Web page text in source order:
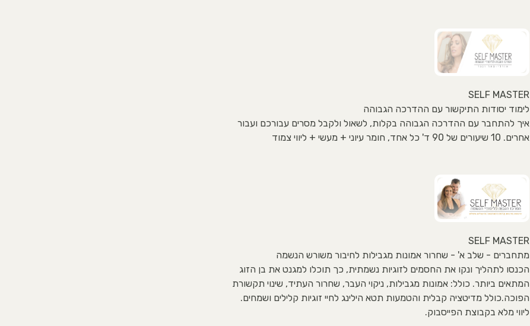
SELF MASTER
לימוד יסודות התיקשור עם ההדרכה הגבוהה
איך להתחבר עם ההדרכה הגבוהה בקלות, לשאול ולקבל מסרים עבורכם ועבור
אחרים. 10 שיעורים של 90 ד' כל אחד, חומר עיוני + מעשי + ליווי צמוד
SELF MASTER
מתחברים - שלב א' - שחרור אמונות מגבילות לחיבור משורש הנשמה
הכנסו לתהליך ונקו את החסמים לזוגיות נשמתית, כך תוכלו למגנט את בן הזוג
המתאים ביותר. כולל: אמונות מגבילות, ניקוי העבר, שחרור העתיד, שינוי תקשורת
הפוכה.כולל מדיטציה קבלית והטמעות תטא הילינג לחיי זוגיות קלילים ושמחים.
ליווי מלא בקבוצת הפייסבוק.